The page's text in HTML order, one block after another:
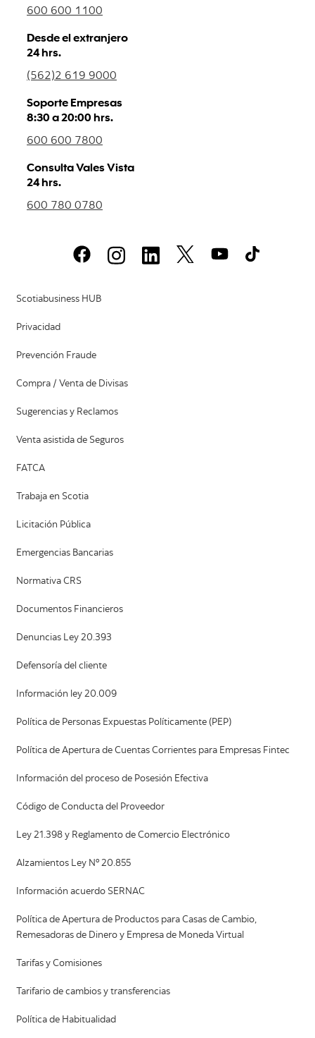
600 600 1100
Desde el extranjero
24 hrs.
(562)2 619 9000
Soporte Empresas
8:30 a 20:00 hrs.
600 600 7800
Consulta Vales Vista
24 hrs.
600 780 0780
Scotiabusiness HUB
Privacidad
Prevención Fraude
Compra / Venta de Divisas
Sugerencias y Reclamos
Venta asistida de Seguros
FATCA
Trabaja en Scotia
Licitación Pública
Emergencias Bancarias
Normativa CRS
Documentos Financieros
Denuncias Ley 20.393
Defensoría del cliente
Información ley 20.009
Política de Personas Expuestas Políticamente (PEP)
Política de Apertura de Cuentas Corrientes para Empresas Fintec
Información del proceso de Posesión Efectiva
Código de Conducta del Proveedor
Ley 21.398 y Reglamento de Comercio Electrónico
Alzamientos Ley Nº 20.855
Información acuerdo SERNAC
Política de Apertura de Productos para Casas de Cambio,
Remesadoras de Dinero y Empresa de Moneda Virtual
Tarifas y Comisiones
Tarifario de cambios y transferencias
Política de Habitualidad